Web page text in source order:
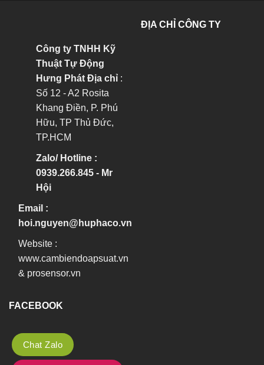
Công ty TNHH Kỹ
Thuật Tự Động
Hưng Phát Địa chỉ :
Số 12 - A2 Rosita
Khang Điền, P. Phú
Hữu, TP Thủ Đức,
TP.HCM
Zalo/ Hotline :
0939.266.845 - Mr
Hội
Email :
hoi.nguyen@huphaco.vn
Website :
www.cambiendoapsuat.vn
& prosensor.vn
ĐỊA CHỈ CÔNG TY
FACEBOOK
Chat Zalo